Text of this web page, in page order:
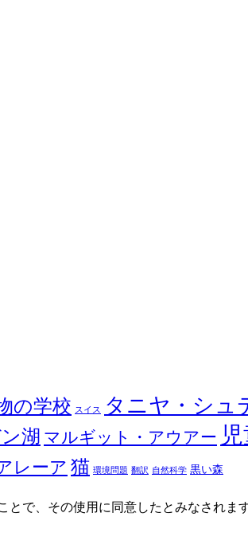
の学校 スイス タニヤ・シュ
湖 マルギット・アウアー
レーア 猫 環境問題 翻訳 自然科学 黒い森
で、その使用に同意したとみなされます